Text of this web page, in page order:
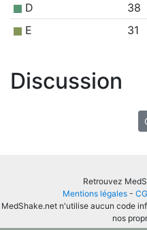
D
38
E
31
Discussion
Retrouvez
Mentions légales -
MedShake.net n'utilise aucun code
nos